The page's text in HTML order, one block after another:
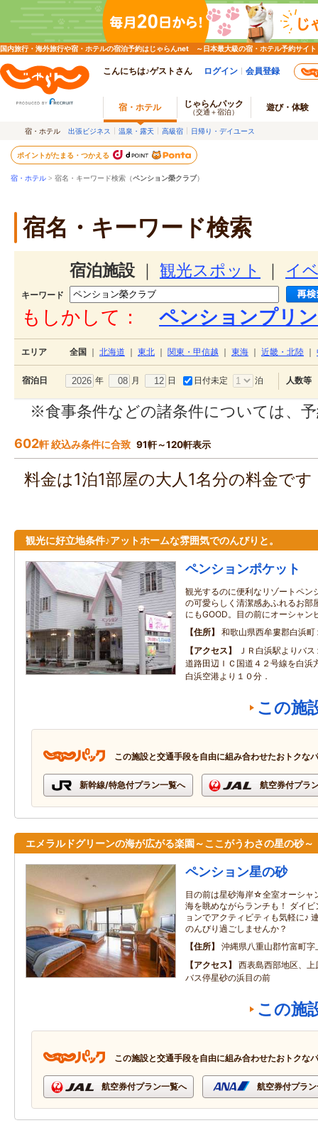
国内旅行・海外旅行や宿・ホテルの宿泊予約はじゃらんnet ～日本最大級の宿・ホテル予約サイト
こんにちは♪ゲストさん ログイン 会員登録
宿・ホテル じゃらんパック
（交通＋宿泊） 遊び・体験
宿・ホテル 出張ビジネス 温泉・露天 高級宿 日帰り・デイユース
ポイントがたまる・つかえる
宿・ホテル > 宿名・キーワード検索（ペンション榮クラブ）
宿名・キーワード検索
宿泊施設 観光スポット イ
キーワード
もしかして： ペンションプリ
エリア 全国 北海道 東北 関東・甲信越 東海 近畿・北陸
宿泊日 年 月 日 日付未定 泊 人数等
※食事条件などの諸条件については、
602軒 絞込み条件に合致 91軒～120軒表示
料金は1泊1部屋の大人1名分の料金で
観光に好立地条件♪アットホームな雰囲気でのんびりと。
ペンションポケット
観光するのに便利なリゾートペン
の可愛らしく清潔感あふれるお部
にもGOOD。目の前にオーシャン
住所
和歌山県西牟婁郡白浜町
アクセス
ＪＲ白浜駅よりバ
道路田辺ＩＣ国道４２号線を白浜
白浜空港より１０分．
この施
この施設と交通手段を自由に組み合わせたおトクな
新幹線/特急付プラン一覧へ 航空券付プラ
エメラルドグリーンの海が広がる楽園～ここがうわさの星の砂～
ペンション星の砂
目の前は星砂海岸☆全室オーシャ
海を眺めながらランチも！ ダイ
ョンでアクティビティも気軽に♪
のんびり過ごしませんか？
住所
沖縄県八重山郡竹富町
アクセス
西表島西部地区、
バス停星砂の浜目の前
この施
この施設と交通手段を自由に組み合わせたおトクな
航空券付プラン一覧へ 航空券付プラ